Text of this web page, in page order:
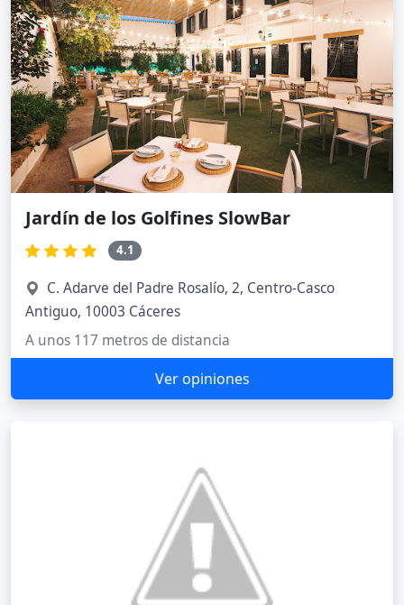
Jardín de los Golfines SlowBar
4.1
C. Adarve del Padre Rosalío, 2, Centro-Casco
Antiguo, 10003 Cáceres
A unos 117 metros de distancia
Ver opiniones